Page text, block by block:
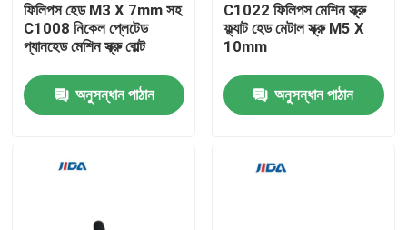
কারখানা পরিদর্শন
গুণমান নিয়ন্ত্রণ
আমাদের সাথে যোগাযোগ
ফিলিপস হেড M3 X 7mm সহ
C1008 নিকেল প্লেটেড
প্যানহেড মেশিন স্ক্রু বোল্ট
অনুসন্ধান পাঠান
C1022 ফিলিপস মেশিন স্ক্রু
ফ্ল্যাট হেড মেটাল স্ক্রু M5 X
10mm
অনুসন্ধান পাঠান